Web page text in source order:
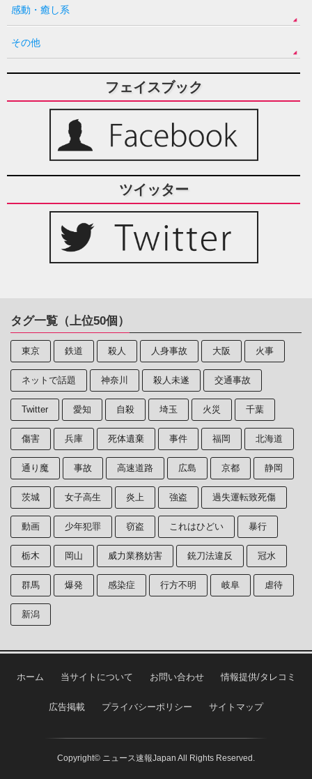
感動・癒し系
その他
フェイスブック
ツイッター
タグ一覧（上位50個）
東京 鉄道 殺人 人身事故 大阪 火事
ネットで話題 神奈川 殺人未遂 交通事故
Twitter 愛知 自殺 埼玉 火災 千葉
傷害 兵庫 死体遺棄 事件 福岡 北海道
通り魔 事故 高速道路 広島 京都 静岡
茨城 女子高生 炎上 強盗 過失運転致死傷
動画 少年犯罪 窃盗 これはひどい 暴行
栃木 岡山 威力業務妨害 銃刀法違反 冠水
群馬 爆発 感染症 行方不明 岐阜 虐待
新潟
ホーム 当サイトについて お問い合わせ 情報提供/タレコミ
広告掲載 プライバシーポリシー サイトマップ
Copyright© ニュース速報Japan All Rights Reserved.